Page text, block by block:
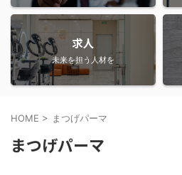
求人
未来を担う人材を
HOME > まつげパーマ
まつげパーマ